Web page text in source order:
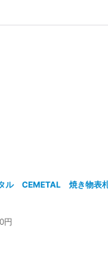
ル CEMETAL 焼き物表
円